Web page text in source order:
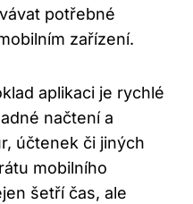
potřebné
zařízení.
aplikaci je rychlé
načtení a
účtenek či jiných
mobilního
šetří čas, ale